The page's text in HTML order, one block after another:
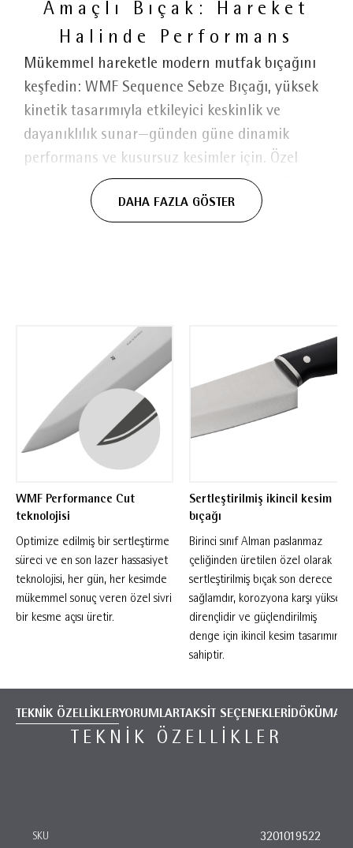
Amaçlı Bıçak: Hareket
Halinde Performans
Mükemmel hareketle modern mutfak bıçağını
keşfedin: WMF Sequence Sebze Bıçağı, yüksek
kinetik tasarımıyla etkileyici keskinlik ve
dayanıklılık sunar—günden güne dinamik
performans ve kusursuz kesimler için. Özel
ekstra sağlam bıçak çeliğinden yapılmış 9
cm'lik ikincil kesim bıçağı, uzun süreli keskinlik
hassas bir şekilde soymak ve kesmek için
idealdir. WMF'nin Sequence koleksiyonu,
modern bir dokunuşla evde yemek pişirme için
tasarlanmış birinci sınıf mutfak bıçakları sunar.
Cesur, çift denge ağırlıklı tasarımlar, tüm
doğrama ve dilimleme ihtiyaçlarınız için
mükemmel denge sağlarken, gelişmiş ergonomi
elinizin altına getirir.
DAHA FAZLA GÖSTER
WMF Performance Cut
teknolojisi
Optimize edilmiş bir sertleştirme
süreci ve en son lazer hassasiyet
teknolojisi, her gün, her kesimde
mükemmel sonuç veren özel sivri
bir kesme açısı üretir.
Sertleştirilmiş ikincil kesim
bıçağı
Birinci sınıf Alman paslanmaz
çeliğinden üretilen özel olarak
sertleştirilmiş bıçak son derece
sağlamdır, korozyona karşı yüksek
dirençlidir ve güçlendirilmiş
denge için ikincil kesim tasarımına
sahiptir.
TEKNİK ÖZELLİKLERYORUMLAR TAKSİT SEÇENEKLERİ
TEKNIK ÖZELLIKLER
SKU 3201019522